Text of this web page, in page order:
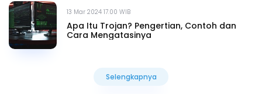
13 Mar 2024 17.00 WIB
Apa Itu Trojan? Pengertian, Contoh dan
Cara Mengatasinya
Selengkapnya